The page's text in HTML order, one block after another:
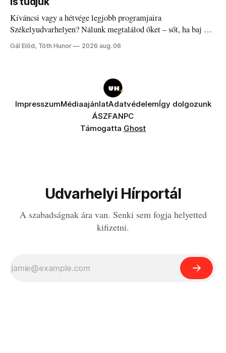
Kíváncsi vagy a hétvége legjobb programjaira
Székelyudvarhelyen? Nálunk megtalálod őket – sőt, ha baj van
a fogaddal, a fogorvosi ügyeletet is!
Gál Előd, Tóth Hunor 2026 aug. 06
ImpresszumMédiaajánlatAdatvédelemÍgy dolgozunk
ÁSZFANPC
Támogatta Ghost
Udvarhelyi Hírportál
A szabadságnak ára van. Senki sem fogja helyetted
kifizetni.